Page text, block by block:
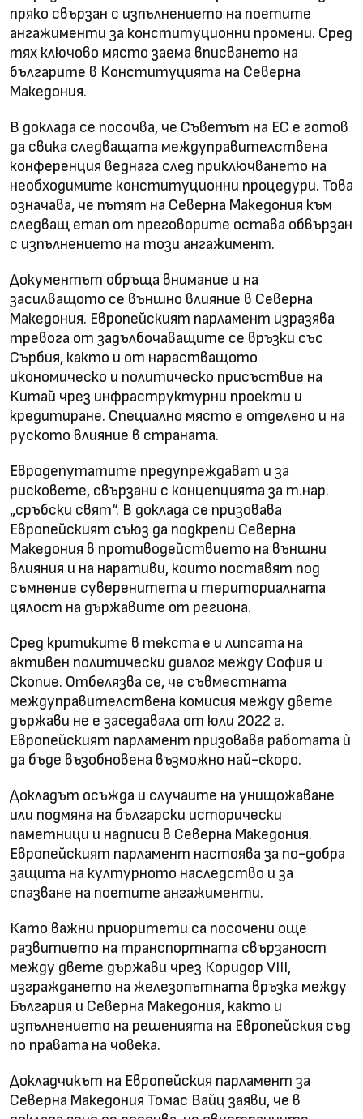
пряко свързан с изпълнението на поетите
ангажименти за конституционни промени. Сред
тях ключово място заема вписването на
българите в Конституцията на Северна
Македония.
В доклада се посочва, че Съветът на ЕС е готов
да свика следващата междуправителствена
конференция веднага след приключването на
необходимите конституционни процедури. Това
означава, че пътят на Северна Македония към
следващ етап от преговорите остава обвързан
с изпълнението на този ангажимент.
Документът обръща внимание и на
засилващото се външно влияние в Северна
Македония. Европейският парламент изразява
тревога от задълбочаващите се връзки със
Сърбия, както и от нарастващото
икономическо и политическо присъствие на
Китай чрез инфраструктурни проекти и
кредитиране. Специално място е отделено и на
руското влияние в страната.
Евродепутатите предупреждават и за
рисковете, свързани с концепцията за т.нар.
„сръбски свят“. В доклада се призовава
Европейският съюз да подкрепи Северна
Македония в противодействието на външни
влияния и на наративи, които поставят под
съмнение суверенитета и териториалната
цялост на държавите от региона.
Сред критиките в текста е и липсата на
активен политически диалог между София и
Скопие. Отбелязва се, че съвместната
междуправителствена комисия между двете
държави не е заседавала от юли 2022 г.
Европейският парламент призовава работата ѝ
да бъде възобновена възможно най-скоро.
Докладът осъжда и случаите на унищожаване
или подмяна на български исторически
паметници и надписи в Северна Македония.
Европейският парламент настоява за по-добра
защита на културното наследство и за
спазване на поетите ангажименти.
Като важни приоритети са посочени още
развитието на транспортната свързаност
между двете държави чрез Коридор VIII,
изграждането на железопътната връзка между
България и Северна Македония, както и
изпълнението на решенията на Европейския съд
по правата на човека.
Докладчикът на Европейския парламент за
Северна Македония Томас Вайц заяви, че в